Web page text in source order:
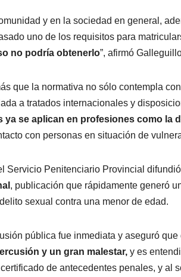
y en la sociedad en general,
uno de los requisitos para
no podría obtenerlo”, afirmó
que la normativa no sólo contempla
a tratados internacionales y
ya se aplican en profesiones como la
con personas en situación de
Servicio Penitenciario Provincial
, publicación que rápidamente generó
sexual contra una menor de edad.
pública fue inmediata y aseguró
y un gran malestar, y es
de antecedentes penales, y al